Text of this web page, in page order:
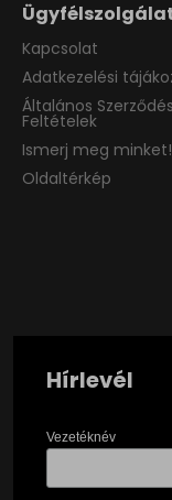
Kapcsolat
Adatkezelési
Általános
Feltételek
Ismerj meg minket!
Oldaltérkép
Hírlevél
Vezetéknév